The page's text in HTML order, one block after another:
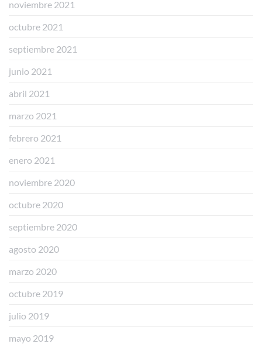
noviembre 2021
octubre 2021
septiembre 2021
junio 2021
abril 2021
marzo 2021
febrero 2021
enero 2021
noviembre 2020
octubre 2020
septiembre 2020
agosto 2020
marzo 2020
octubre 2019
julio 2019
mayo 2019